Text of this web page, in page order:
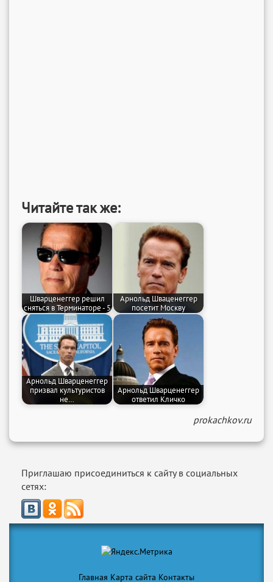
Читайте так же:
Шварценеггер решил
сняться в Терминаторе - 5
Арнольд Шваценеггер
посетит Москву
Арнольд Шварценеггер
призвал культуристов
не…
Арнольд Шварценеггер
ответил Кличко
prokachkov.ru
Приглашаю присоединиться к сайту в социальных
сетях:
Главная Карта сайта Контакты